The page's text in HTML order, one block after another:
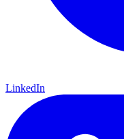
LinkedIn